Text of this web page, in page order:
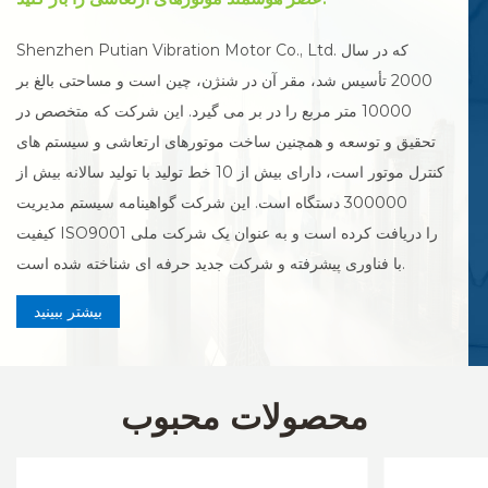
Shenzhen Putian Vibration Motor Co., Ltd. که در سال
2000 تأسیس شد، مقر آن در شنژن، چین است و مساحتی بالغ بر
10000 متر مربع را در بر می گیرد. این شرکت که متخصص در
تحقیق و توسعه و همچنین ساخت موتورهای ارتعاشی و سیستم های
کنترل موتور است، دارای بیش از 10 خط تولید با تولید سالانه بیش از
300000 دستگاه است. این شرکت گواهینامه سیستم مدیریت
کیفیت ISO9001 را دریافت کرده است و به عنوان یک شرکت ملی
با فناوری پیشرفته و شرکت جدید حرفه ای شناخته شده است.
بیشتر ببینید
محصولات محبوب